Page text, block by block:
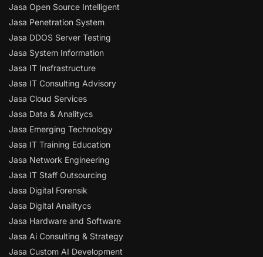
Jasa Open Source Intelligent
Jasa Penetration System
Jasa DDOS Server Testing
Jasa System Information
Jasa IT Insfrastructure
Jasa IT Consulting Advisory
Jasa Cloud Services
Jasa Data & Analitycs
Jasa Emerging Technology
Jasa IT Training Education
Jasa Network Engineering
Jasa IT Staff Outsourcing
Jasa Digital Forensik
Jasa Digital Analitycs
Jasa Hardware and Software
Jasa Ai Consulting & Strategy
Jasa Custom AI Development